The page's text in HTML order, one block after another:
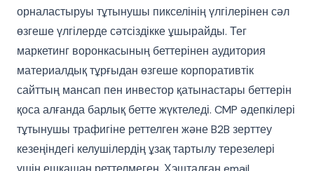
орналастыруы тұтынушы пикселінің үлгілерінен сәл
өзгеше үлгілерде сәтсіздікке ұшырайды. Тег
маркетинг воронкасының беттерінен аудитория
материалдық тұрғыдан өзгеше корпоративтік
сайттың мансап пен инвестор қатынастары беттерін
қоса алғанда барлық бетте жүктеледі. CMP әдепкілері
тұтынушы трафигіне реттелген және B2B зерттеу
кезеңіндегі келушілердің ұзақ тартылу терезелері